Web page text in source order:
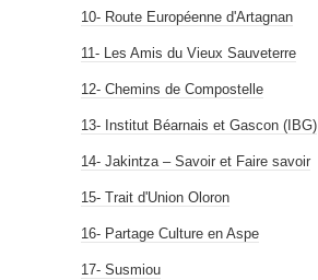
10- Route Européenne d'Artagnan
11- Les Amis du Vieux Sauveterre
12- Chemins de Compostelle
13- Institut Béarnais et Gascon (IBG)
14- Jakintza – Savoir et Faire savoir
15- Trait d'Union Oloron
16- Partage Culture en Aspe
17- Susmiou